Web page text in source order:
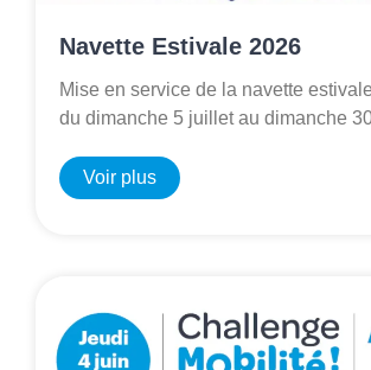
Navette Estivale 2026
Mise en service de la navette
du dimanche 5 juillet au dimanche
Voir plus